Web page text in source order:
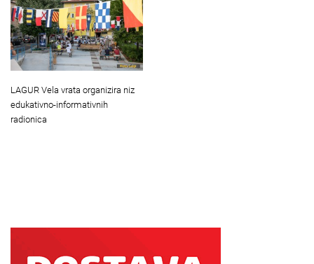
LAGUR Vela vrata organizira niz
edukativno-informativnih
radionica